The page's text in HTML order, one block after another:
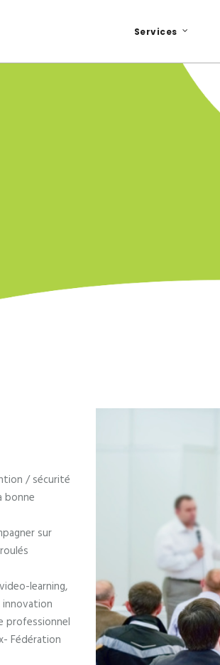
Services
/ sécurité
bonne
sur
learning,
professionnel
Fédération